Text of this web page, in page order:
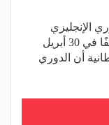
الإنجليزي
الممتاز لن يُستأنف في الموعد المقرر سلفًا في 30 أبريل
أن الدوري